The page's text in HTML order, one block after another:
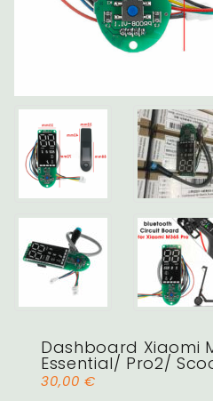
Dashboard Xiaomi
Essential/ Pro2/
30,00 €